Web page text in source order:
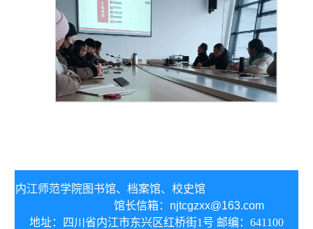
内江师范学院图书馆、 档案馆、校史馆
馆长信箱： njtcgzxx@163.com
地址：四川省内江市东兴区红桥街1号 邮编：641100